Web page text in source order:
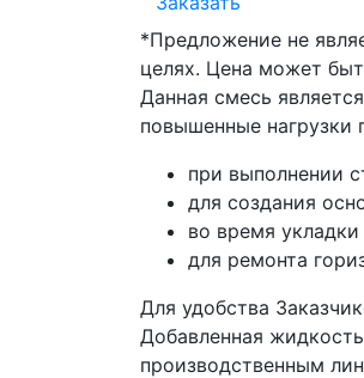
*Предложение не
целях. Цена может
Данная смесь
повышенные нагрузки
при выполнении
для создания
во время
для ремонта
Для удобства
Добавленная
производственным